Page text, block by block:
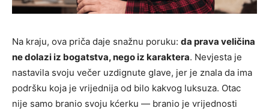
Na kraju, ova priča daje snažnu poruku: da prava veličina
ne dolazi iz bogatstva, nego iz karaktera. Nevjesta je
nastavila svoju večer uzdignute glave, jer je znala da ima
podršku koja je vrijednija od bilo kakvog luksuza. Otac
nije samo branio svoju kćerku — branio je vrijednosti